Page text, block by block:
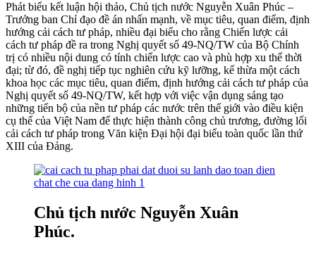
Phát biểu kết luận hội thảo, Chủ tịch nước Nguyễn Xuân Phúc –
Trưởng ban Chỉ đạo đề án nhấn mạnh, về mục tiêu, quan điểm, định
hướng cải cách tư pháp, nhiều đại biểu cho rằng Chiến lược cải
cách tư pháp đề ra trong Nghị quyết số 49-NQ/TW của Bộ Chính
trị có nhiều nội dung có tính chiến lược cao và phù hợp xu thế thời
đại; từ đó, đề nghị tiếp tục nghiên cứu kỹ lưỡng, kế thừa một cách
khoa học các mục tiêu, quan điểm, định hướng cải cách tư pháp của
Nghị quyết số 49-NQ/TW, kết hợp với việc vận dụng sáng tạo
những tiến bộ của nền tư pháp các nước trên thế giới vào điều kiện
cụ thể của Việt Nam để thực hiện thành công chủ trương, đường lối
cải cách tư pháp trong Văn kiện Đại hội đại biểu toàn quốc lần thứ
XIII của Đảng.
Chủ tịch nước Nguyễn Xuân
Phúc.